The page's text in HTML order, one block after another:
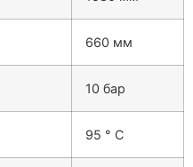
660 мм
10 бар
95 ° С